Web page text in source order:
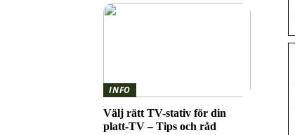
INFO
Välj rätt TV-stativ för din
platt-TV – Tips och råd